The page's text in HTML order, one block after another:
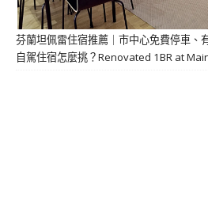
芬蘭坦佩雷住宿推薦｜市中心免費停車、
自駕住宿怎麼挑？Renovated 1BR at